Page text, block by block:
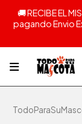
🚚 RECIBE EL
pagando Envio